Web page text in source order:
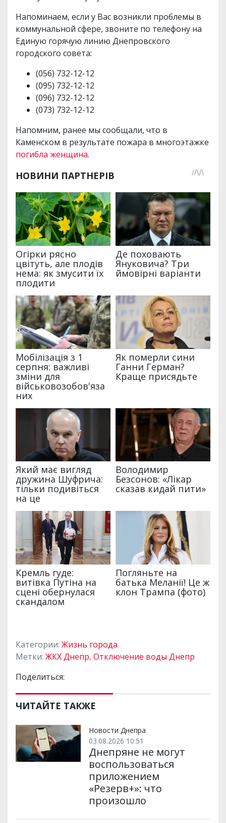
Напоминаем, если у Вас возникли проблемы в
коммунальной сфере, звоните по телефону на
Единую горячую линию Днепровского
городского совета:
(056) 732-12-12
(095) 732-12-12
(096) 732-12-12
(073) 732-12-12
Напомним, ранее мы сообщали, что в
Каменском в результате пожара в многоэтажке
погибла женщина.
Категории: Жизнь города
Метки: ЖКХ Днепр, Отключение воды Днепр
Поделиться:
ЧИТАЙТЕ ТАКЖЕ
Новости Днепра
03.08.2026 10:51
Днепряне не могут
воспользоваться
приложением
«Резерв+»: что
произошло